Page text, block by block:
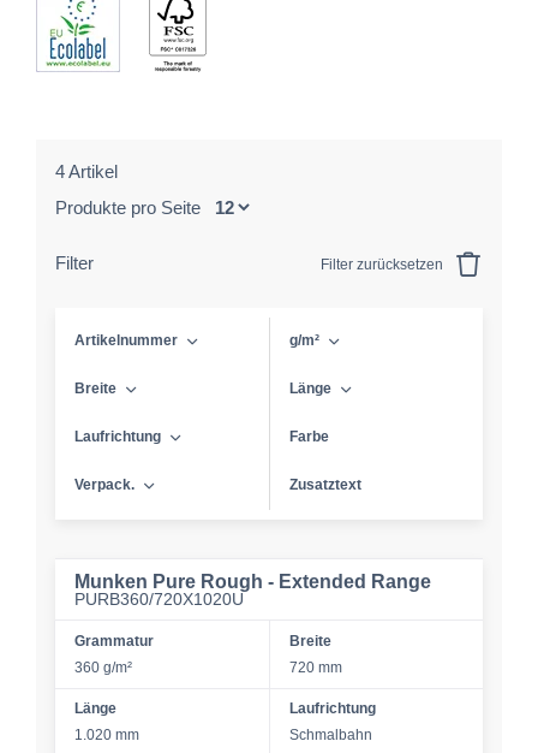
4 Artikel
Produkte pro Seite
Filter Filter zurücksetzen
Artikelnummer g/m²
Breite Länge
Laufrichtung Farbe
Verpack. Zusatztext
Munken Pure Rough - Extended Range
PURB360/720X1020U
Grammatur
360 g/m²
Breite
720 mm
Länge
1.020 mm
Laufrichtung
Schmalbahn